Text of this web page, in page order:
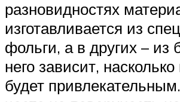
разновидностях
изготавливается из
фольги, а в других – из
него зависит,
будет